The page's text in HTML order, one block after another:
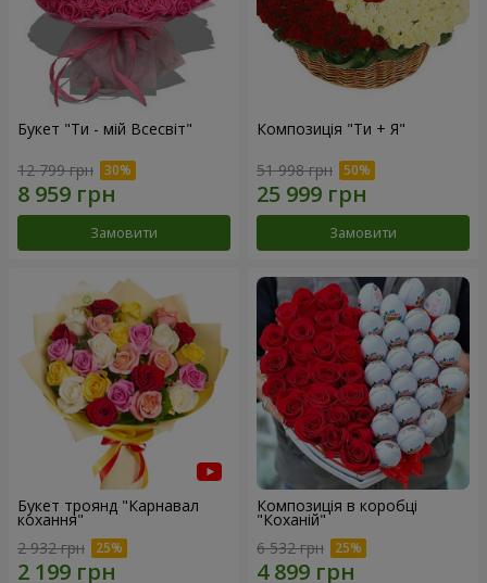
Букет "Ти - мій Всесвіт"
12 799 грн
Замовити
Композиція "Ти + Я"
51 998 грн
Замовити
Букет троянд "Карнавал
кохання"
2 932 грн
Композиція в коробці
"Коханій"
6 532 грн